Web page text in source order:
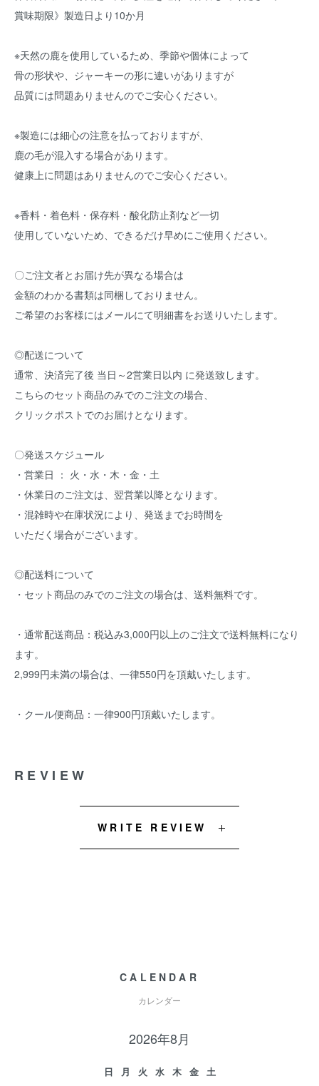
賞味期限》製造日より10か月
※天然の鹿を使用しているため、季節や個体によって
骨の形状や、ジャーキーの形に違いがありますが
品質には問題ありませんのでご安心ください。
※製造には細心の注意を払っておりますが、
鹿の毛が混入する場合があります。
健康上に問題はありませんのでご安心ください。
※香料・着色料・保存料・酸化防止剤など一切
使用していないため、できるだけ早めにご使用ください。
〇ご注文者とお届け先が異なる場合は
金額のわかる書類は同梱しておりません。
ご希望のお客様にはメールにて明細書をお送りいたします。
◎配送について
通常、決済完了後 当日～2営業日以内 に発送致します。
こちらのセット商品のみでのご注文の場合、
クリックポストでのお届けとなります。
〇発送スケジュール
・営業日 ： 火・水・木・金・土
・休業日のご注文は、翌営業以降となります。
・混雑時や在庫状況により、発送までお時間を
いただく場合がございます。
◎配送料について
・セット商品のみでのご注文の場合は、送料無料です。
・通常配送商品：税込み3,000円以上のご注文で送料無料になり
ます。
2,999円未満の場合は、一律550円を頂戴いたします。
・クール便商品：一律900円頂戴いたします。
REVIEW
WRITE REVIEW
CALENDAR
カレンダー
2026年8月
日 月 火 水 木 金
土